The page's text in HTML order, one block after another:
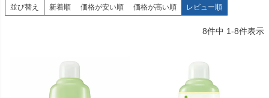
並び替え 新着順 価格が安い順 価格が高い順 レビュー順
8件中 1-8件表示